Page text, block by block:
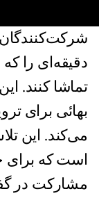
شرکت‌کنندگان
دقیقه‌ای را
تماشا کنند.
بهائی برای
می‌کند. این
است که برای
مشارکت در